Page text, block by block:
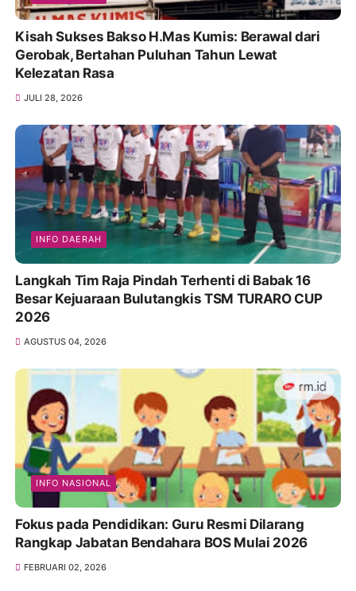
Kisah Sukses Bakso H.Mas Kumis: Berawal dari
Gerobak, Bertahan Puluhan Tahun Lewat
Kelezatan Rasa
JULI 28, 2026
INFO DAERAH
Langkah Tim Raja Pindah Terhenti di Babak 16
Besar Kejuaraan Bulutangkis TSM TURARO CUP
2026
AGUSTUS 04, 2026
INFO NASIONAL
Fokus pada Pendidikan: Guru Resmi Dilarang
Rangkap Jabatan Bendahara BOS Mulai 2026
FEBRUARI 02, 2026